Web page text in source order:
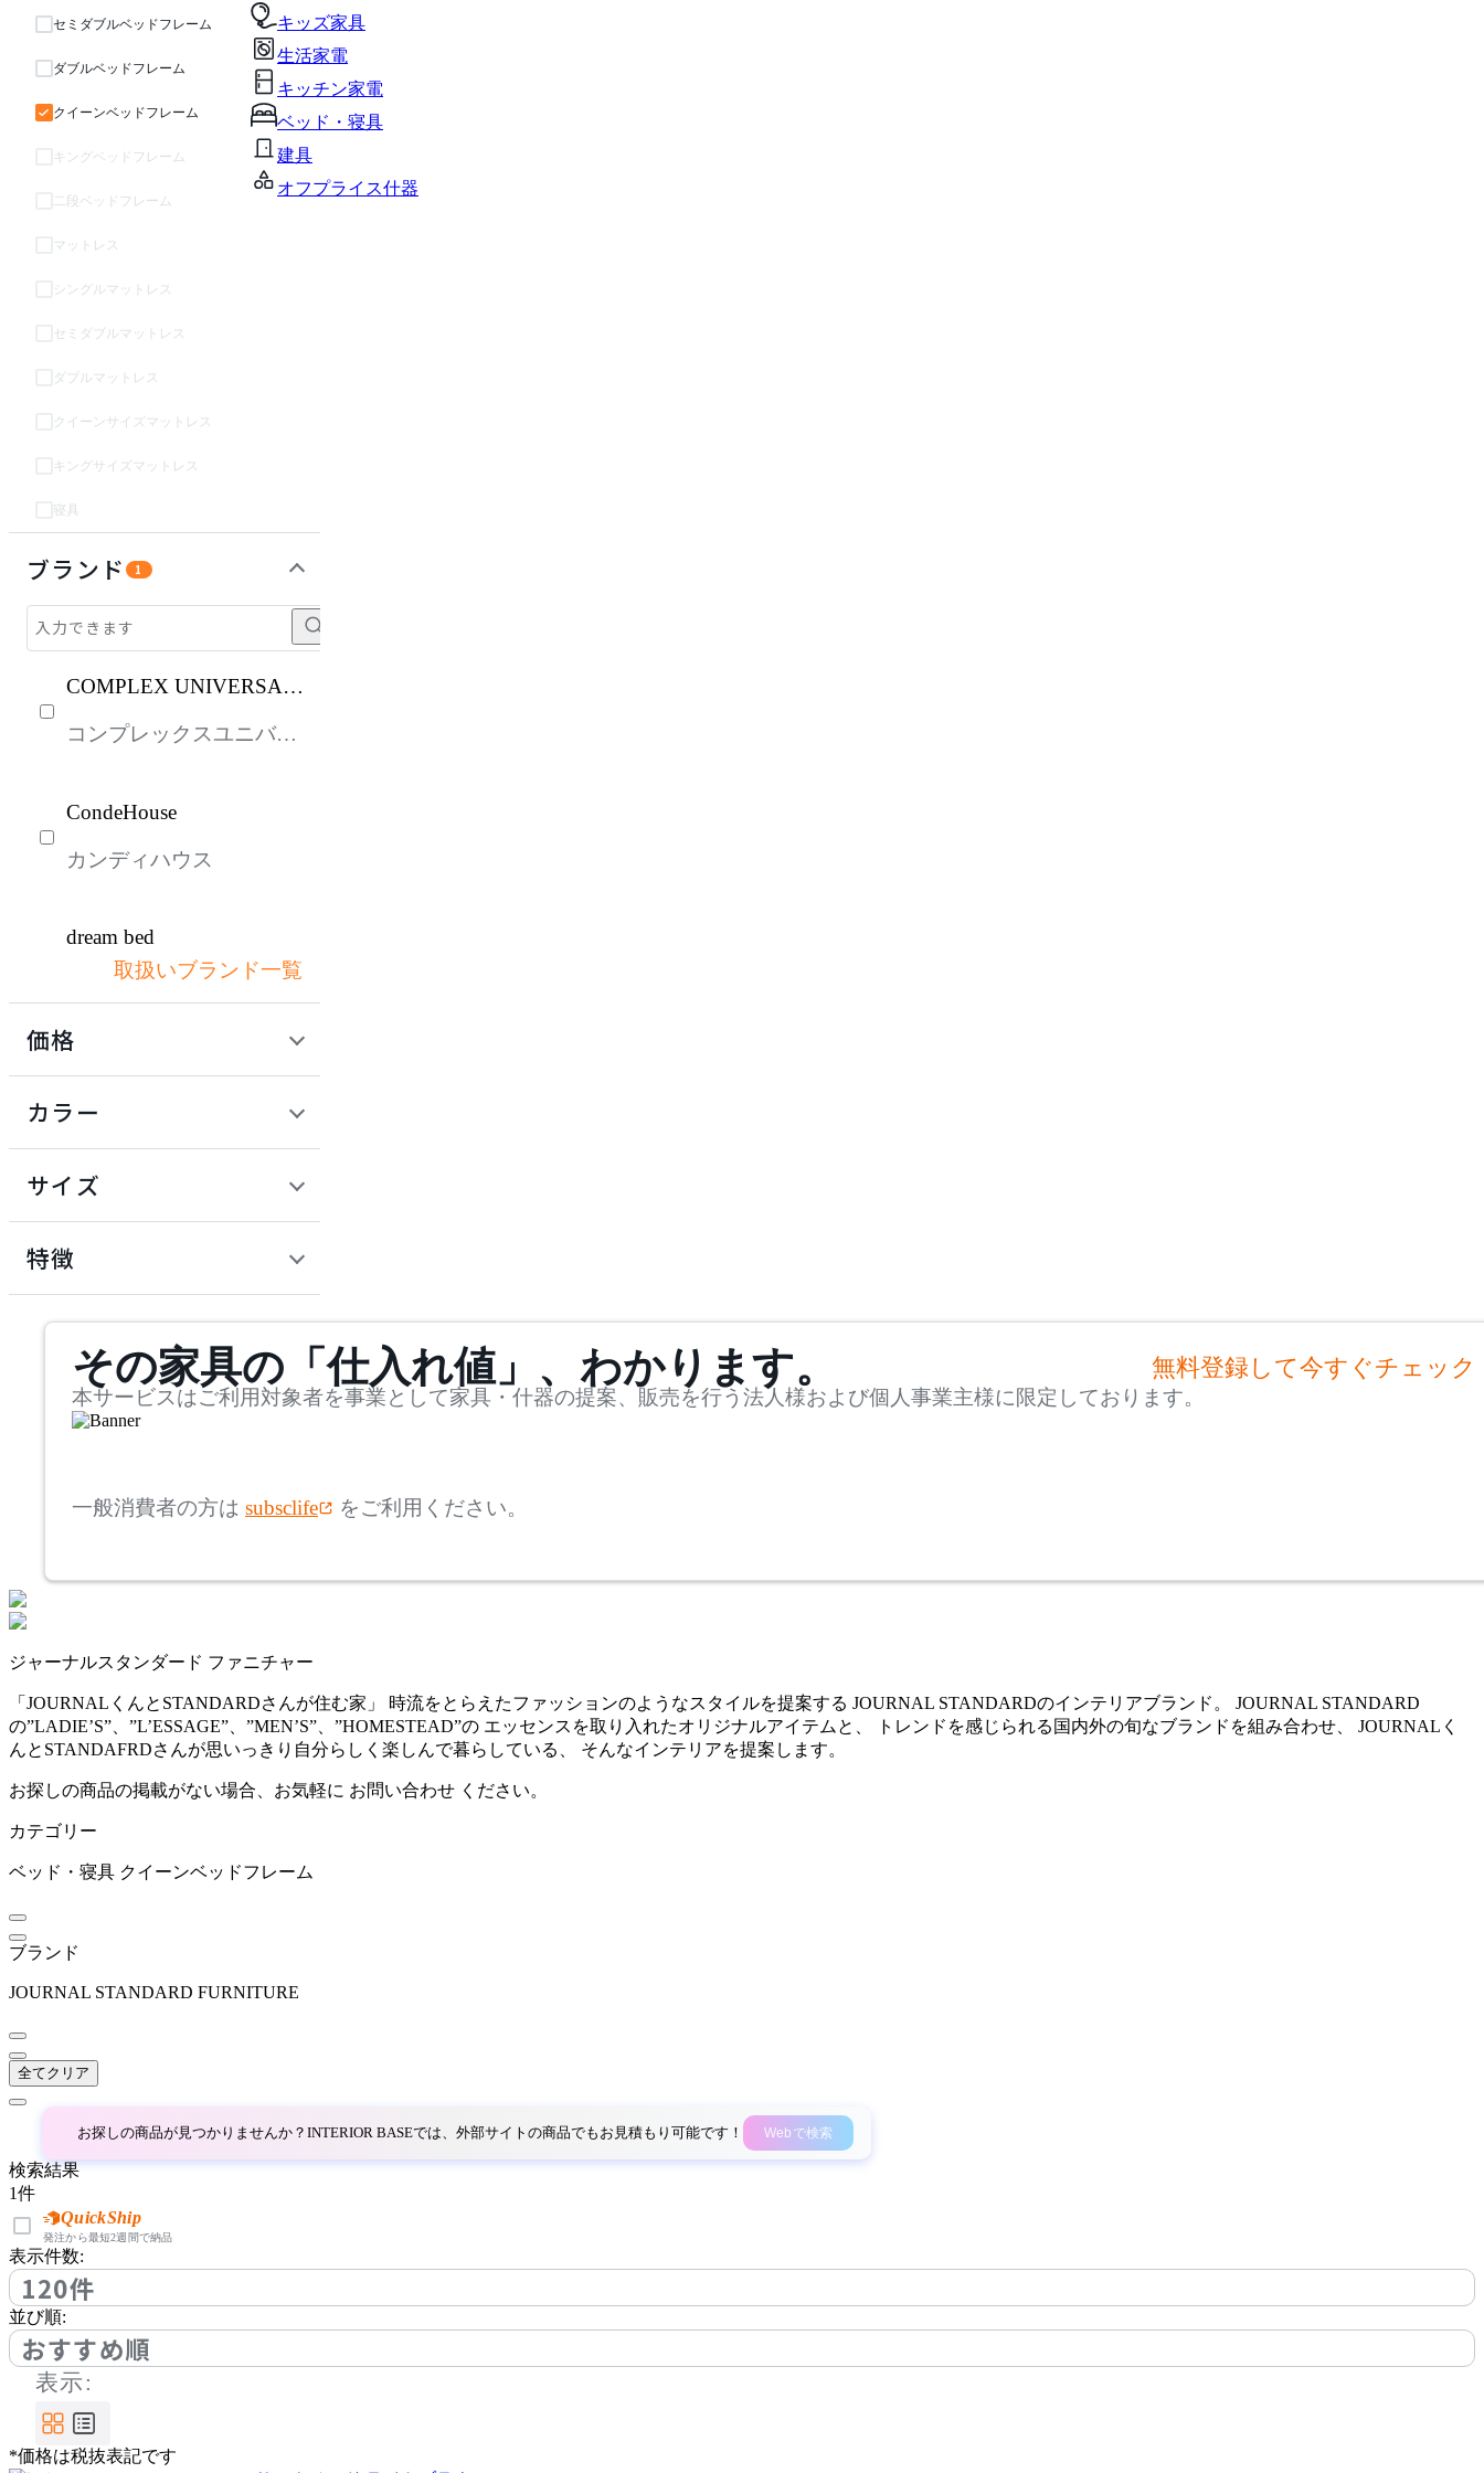
キッズ家具
生活家電
キッチン家電
ベッド・寝具
建具
オフプライス什器
セミダブルベッドフレーム
ダブルベッドフレーム
クイーンベッドフレーム
キングベッドフレーム
二段ベッドフレーム
マットレス
シングルマットレス
セミダブルマットレス
ダブルマットレス
クイーンサイズマットレス
キングサイズマットレス
寝具
ブランド 1
COMPLEX UNIVERSAL
コンプレックスユニバー
CondeHouse
カンディハウス
dream bed
ドリームベッド
ジャーナルスタンダード
MOEBE
ニホンベッド
サータ
タカノモッコウ
THE CONRAN SHOP
ザ・コンランショップ
取扱いブランド一覧
価格
カラー
サイズ
mm
検索
~
~
特徴
その家具の「仕入れ値」、わかります。 無料登録して今すぐチェック
本サービスはご利用対象者を事業として家具・什器の提案、販売を行う法人様および個人事業主様に限定しております。
一般消費者の方は subsclife をご利用ください。
ジャーナルスタンダード ファニチャー
「JOURNALくんとSTANDARDさんが住む家」 時流をとらえたファッションのようなスタイルを提案する JOURNAL STANDARDのインテリアブランド。 JOURNAL STANDARD
の”LADIE’S”、”L’ESSAGE”、”MEN’S”、”HOMESTEAD”の エッセンスを取り入れたオリジナルアイテムと、 トレンドを感じられる国内外の旬なブランドを組み合わせ、 JOURNALく
んとSTANDAFRDさんが思いっきり自分らしく楽しんで暮らしている、 そんなインテリアを提案します。
お探しの商品の掲載がない場合、お気軽に お問い合わせ ください。
カテゴリー
ベッド・寝具 クイーンベッドフレーム
ブランド
JOURNAL STANDARD FURNITURE
全てクリア
お探しの商品が見つかりませんか？INTERIOR BASEでは、外部サイトの商品でもお見積もり可能です！ Webで検索
検索結果
1件
QuickShip
発注から最短2週間で納品
表示件数:
120件
並び順:
おすすめ順
表示:
*価格は税抜表記です